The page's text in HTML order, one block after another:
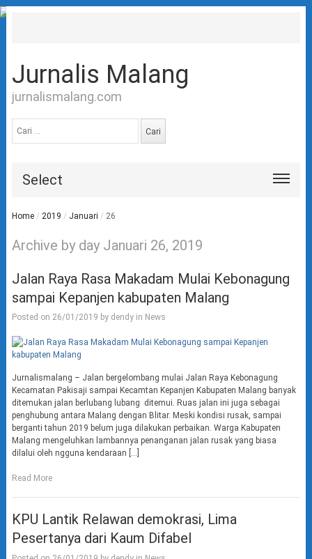
Jurnalis Malang
jurnalismalang.com
untuk:
Select
Home / 2019 / Januari / 26
Archive by day Januari 26, 2019
Jalan Raya Rasa Makadam Mulai Kebonagung
sampai Kepanjen kabupaten Malang
Posted on 26/01/2019 by dendyin News
Jurnalismalang – Jalan bergelombang mulai Jalan Raya Kebonagung
Kecamatan Pakisaji sampai Kecamtan Kepanjen Kabupaten Malang banyak
ditemukan jalan berlubang lubang ditemui. Ruas jalan ini juga sebagai
penghubung antara Malang dengan Blitar. Meski kondisi rusak, sampai
berganti tahun 2019 belum juga dilakukan perbaikan. Warga Kabupaten
Malang mengeluhkan lambannya penanganan jalan rusak yang biasa
dilalui oleh ngguna kendaraan […]
Read More
KPU Lantik Relawan demokrasi, Lima
Pesertanya dari Kaum Difabel